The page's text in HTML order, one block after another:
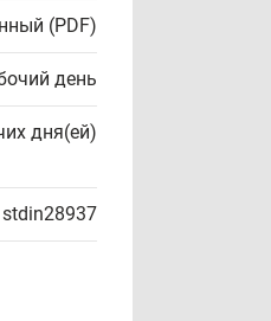
(PDF)
день
дня(ей)
stdin28937